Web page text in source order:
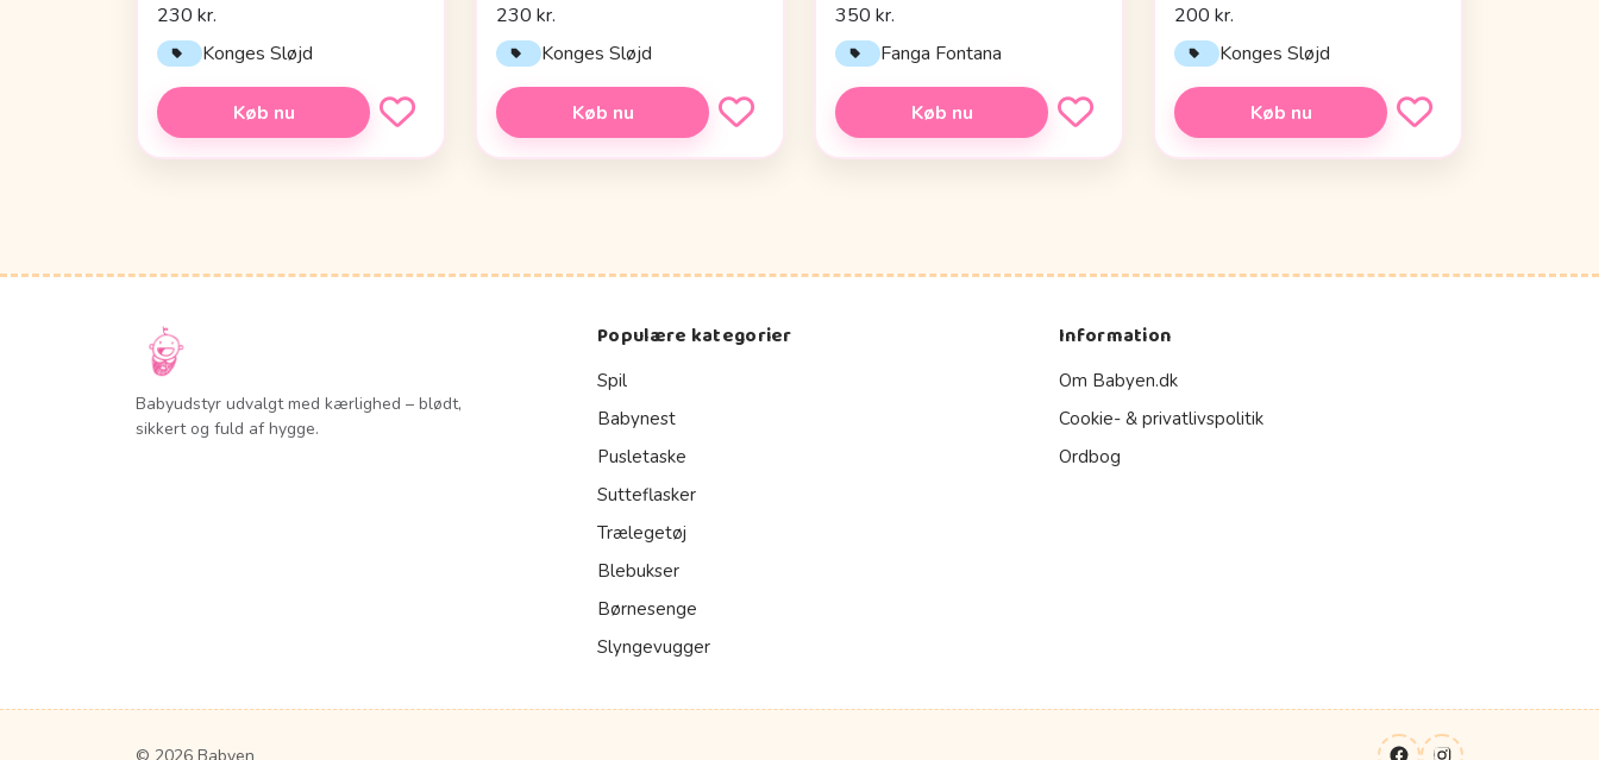
230 kr.
Konges Sløjd
Køb nu
230 kr.
Konges Sløjd
Køb nu
350 kr.
Fanga Fontana
Køb nu
200 kr.
Konges Sløjd
Køb nu
Babyudstyr udvalgt med kærlighed – blødt,
sikkert og fuld af hygge.
Populære kategorier
Spil
Babynest
Pusletaske
Sutteflasker
Trælegetøj
Blebukser
Børnesenge
Slyngevugger
Information
Om Babyen.dk
Cookie- & privatlivspolitik
Ordbog